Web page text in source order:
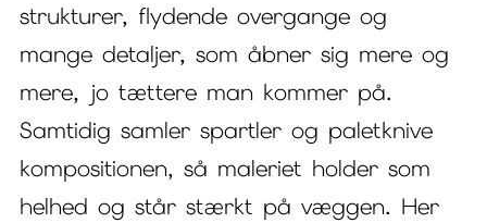
strukturer, flydende overgange og
mange detaljer, som åbner sig mere og
mere, jo tættere man kommer på.
Samtidig samler spartler og paletknive
kompositionen, så maleriet holder som
helhed og står stærkt på væggen. Her